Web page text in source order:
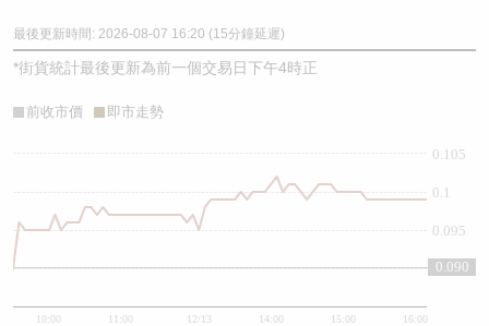
最後更新時間: 2026-08-07 16:20 (15分鐘延遲)
*街貨統計最後更新為前一個交易日下午4時正
前收市價 即市走勢
10:00 11:00 12/13 14:00 15:00 16:00
0.09
0.095
0.1
0.105
0.090